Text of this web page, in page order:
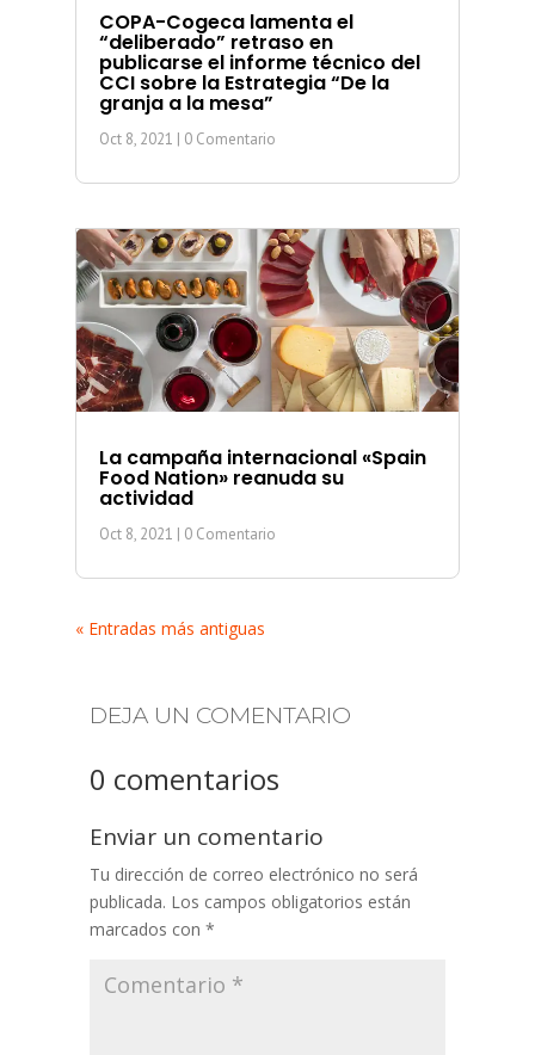
COPA-Cogeca lamenta el
“deliberado” retraso en
publicarse el informe técnico del
CCI sobre la Estrategia “De la
granja a la mesa”
Oct 8, 2021 | 0 Comentario
La campaña internacional «Spain
Food Nation» reanuda su
actividad
Oct 8, 2021 | 0 Comentario
« Entradas más antiguas
DEJA UN COMENTARIO
0 comentarios
Enviar un comentario
Tu dirección de correo electrónico no será
publicada. Los campos obligatorios están
marcados con *